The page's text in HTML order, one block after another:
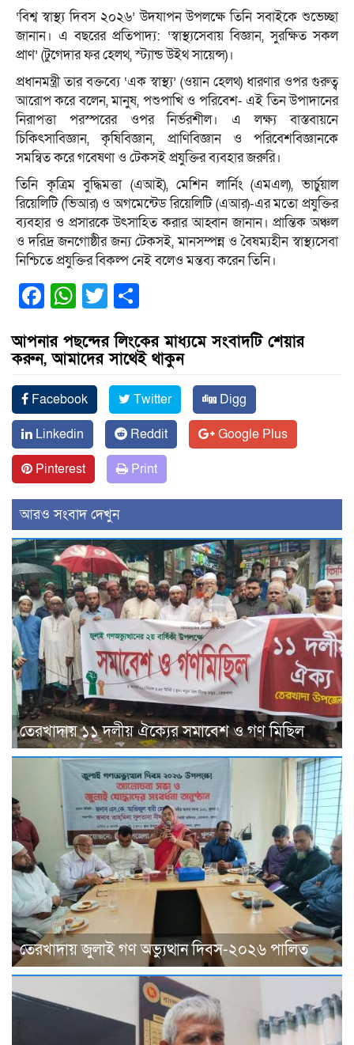
‘বিশ্ব স্বাস্থ্য দিবস ২০২৬’ উদযাপন উপলক্ষে তিনি সবাইকে শুভেচ্ছা
জানান। এ বছরের প্রতিপাদ্য: ‘স্বাস্থ্যসেবায় বিজ্ঞান, সুরক্ষিত সকল
প্রাণ’ (টুগেদার ফর হেলথ, স্ট্যান্ড উইথ সায়েন্স)।
প্রধানমন্ত্রী তার বক্তব্যে ‘এক স্বাস্থ্য’ (ওয়ান হেলথ) ধারণার ওপর গুরুত্ব
আরোপ করে বলেন, মানুষ, পশুপাখি ও পরিবেশ- এই তিন উপাদানের
নিরাপত্তা পরস্পরের ওপর নির্ভরশীল। এ লক্ষ্য বাস্তবায়নে
চিকিৎসাবিজ্ঞান, কৃষিবিজ্ঞান, প্রাণিবিজ্ঞান ও পরিবেশবিজ্ঞানকে
সমন্বিত করে গবেষণা ও টেকসই প্রযুক্তির ব্যবহার জরুরি।
তিনি কৃত্রিম বুদ্ধিমত্তা (এআই), মেশিন লার্নিং (এমএল), ভার্চুয়াল
রিয়েলিটি (ভিআর) ও অগমেন্টেড রিয়েলিটি (এআর)-এর মতো প্রযুক্তির
ব্যবহার ও প্রসারকে উৎসাহিত করার আহ্বান জানান। প্রান্তিক অঞ্চল
ও দরিদ্র জনগোষ্ঠীর জন্য টেকসই, মানসম্পন্ন ও বৈষম্যহীন স্বাস্থ্যসেবা
নিশ্চিতে প্রযুক্তির বিকল্প নেই বলেও মন্তব্য করেন তিনি।
Facebook
WhatsApp
Twitter
আপনার পছন্দের লিংকের মাধ্যমে সংবাদটি শেয়ার
করুন, আমাদের সাথেই থাকুন
Facebook Twitter
Digg
Linkedin
Reddit
Google Plus
Pinterest
Print
আরও সংবাদ দেখুন
তেরখাদায় ১১ দলীয় ঐক্যের সমাবেশ ও গণ মিছিল
তেরখাদায় জুলাই গণ অভ্যুত্থান দিবস-২০২৬ পালিত